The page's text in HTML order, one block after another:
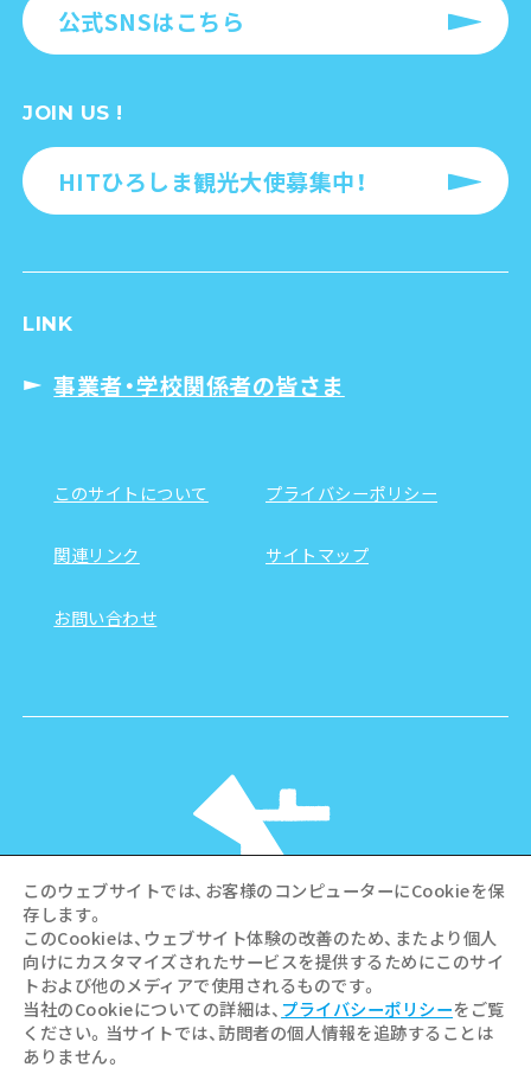
公式SNSはこちら
JOIN US !
HITひろしま観光大使募集中！
LINK
事業者・学校関係者の皆さま
このサイトについて プライバシーポリシー
関連リンク サイトマップ
お問い合わせ
©Hiroshima Tourism Association /
Hiroshima Prefecture / Hiroshima City .
All rights reserved
このウェブサイトでは、お客様のコンピューターにCookieを保
存します。
このCookieは、ウェブサイト体験の改善のため、またより個人
向けにカスタマイズされたサービスを提供するためにこのサイ
トおよび他のメディアで使用されるものです。
当社のCookieについての詳細は、 プライバシーポリシーをご覧
ください。当サイトでは、訪問者の個人情報を追跡することは
ありません。